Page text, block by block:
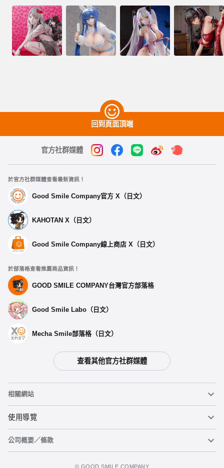
回到頁面頂端
官方社群媒體
於官方社群媒體查看最新資訊！
Good Smile Company官方 X（日文）
KAHOTAN X（日文）
Good Smile Company線上商店 X（日文）
於部落格查看推薦商品資訊！
GOOD SMILE COMPANY台灣官方部落格
Good Smile Labo（日文）
Mecha Smile部落格（日文）
查看其他官方社群媒體
相關網站
黏土人
黏土人臉部製造機（英文）
使用導覽
重要公告
公司概要／條款
©️ GOOD SMILE COMPANY